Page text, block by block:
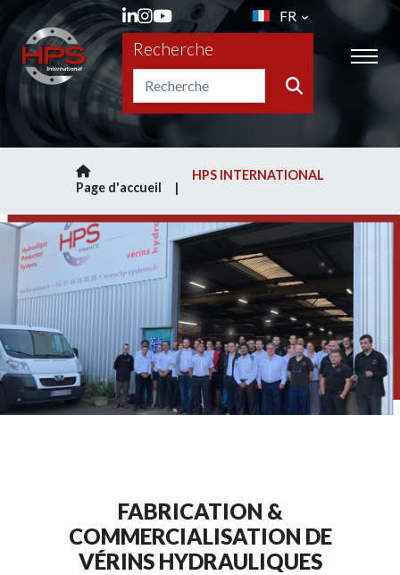
FR
Recherche
Page d'accueil
HPS INTERNATIONAL
FABRICATION &
COMMERCIALISATION DE
VÉRINS HYDRAULIQUES